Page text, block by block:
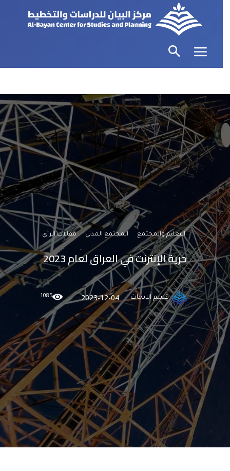
التعليم والمجتمع المجتمع المدني مقالات الرأي
حرية الإنترنت في العراق لعام 2023
قسم الابحاث 2023-12-04
1085